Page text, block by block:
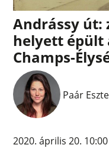
Andrássy út:
helyett épült
Champs-
Paár
2020. április 20. 10:00